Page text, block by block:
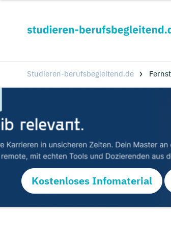
Studieren-berufsbegleitend.de
Kostenloses Infomaterial